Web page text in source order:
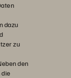
dazu
zu
den
die